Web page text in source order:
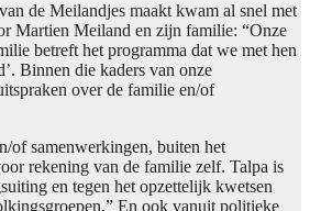
de Meilandjes maakt kwam al snel met
Martien Meiland en zijn familie: “Onze
betreft het programma dat we met hen
Binnen die kaders van onze
over de familie en/of
of samenwerkingen, buiten het
rekening van de familie zelf. Talpa is
en tegen het opzettelijk kwetsen
En ook vanuit politieke